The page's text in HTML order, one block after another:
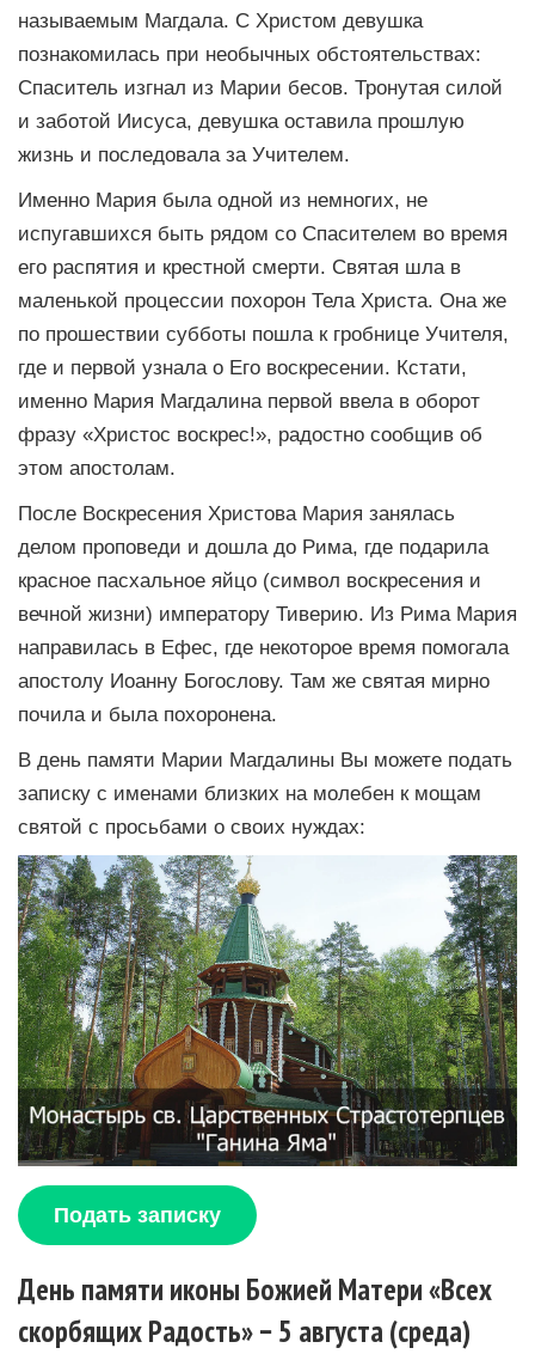
называемым Магдала. С Христом девушка
познакомилась при необычных обстоятельствах:
Спаситель изгнал из Марии бесов. Тронутая силой
и заботой Иисуса, девушка оставила прошлую
жизнь и последовала за Учителем.
Именно Мария была одной из немногих, не
испугавшихся быть рядом со Спасителем во время
его распятия и крестной смерти. Святая шла в
маленькой процессии похорон Тела Христа. Она же
по прошествии субботы пошла к гробнице Учителя,
где и первой узнала о Его воскресении. Кстати,
именно Мария Магдалина первой ввела в оборот
фразу «Христос воскрес!», радостно сообщив об
этом апостолам.
После Воскресения Христова Мария занялась
делом проповеди и дошла до Рима, где подарила
красное пасхальное яйцо (символ воскресения и
вечной жизни) императору Тиверию. Из Рима Мария
направилась в Ефес, где некоторое время помогала
апостолу Иоанну Богослову. Там же святая мирно
почила и была похоронена.
В день памяти Марии Магдалины Вы можете подать
записку с именами близких на молебен к мощам
святой с просьбами о своих нуждах:
Подать записку
День памяти иконы Божией Матери «Всех
скорбящих Радость» − 5 августа (среда)